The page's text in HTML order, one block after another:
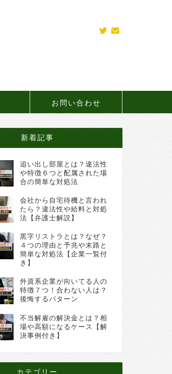
お問い合わせ
新着記事
追い出し部屋とは？違法性
や特徴６つと配属された場
合の簡単な対処法
会社から自宅待機と言われ
たら？違法性や給料と対処
法【弁護士解説】
黒字リストラとは？なぜ？
４つの理由と予兆や末路と
簡単な対処法【企業一覧付
き】
外資系企業が向いてる人の
特徴７つ！合わない人は？
後悔するパターン
不当解雇の解決金とは？相
場や高額になるケース【解
決事例付き】
カテゴリー